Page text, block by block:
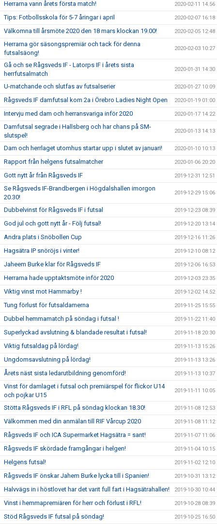
Herrarna vann årets första match! 2020-02-11 14:56
Tips: Fotbollsskola för 5-7 åringar i april 2020-02-07 16:18
Välkomna till årsmöte 2020 den 18 mars klockan 19.00! 2020-02-05 12:48
Herrarna gör säsongspremiär och tack för denna
futsalsäong!
2020-02-03 10:27
Gå och se Rågsveds IF - Latorps IF i årets sista
herrfutsalmatch
2020-01-31 14:30
U-matchande och slutfas av futsalserier 2020-01-27 10:09
Rågsveds IF damfutsal kom 2a i Örebro Ladies Night Open 2020-01-19 01:00
Intervju med dam och herransvariga inför 2020 2020-01-17 14:22
Damfutsal segrade i Hallsberg och har chans på SM-
slutspel!
2020-01-13 14:13
Dam och herrlaget utomhus startar upp i slutet av januari! 2020-01-10 10:13
Rapport från helgens futsalmatcher 2020-01-06 20:20
Gott nytt år från Rågsveds IF 2019-12-31 12:51
Se Rågsveds IF-Brandbergen i Högdalshallen imorgon
20.30!
2019-12-29 15:06
Dubbelvinst för Rågsveds IF i futsal 2019-12-23 08:39
God jul och gott nytt år - Följ futsal! 2019-12-20 13:14
Andra plats i Snöbollen Cup 2019-12-16 11:26
Hagsätra IP snöröjs i vinter! 2019-12-10 08:12
Jaheem Burke klar för Rågsveds IF 2019-12-06 16:53
Herrarna hade upptaktsmöte inför 2020 2019-12-03 23:35
Viktig vinst mot Hammarby ! 2019-12-02 14:52
Tung förlust för futsaldamerna 2019-11-25 15:55
Dubbel hemmamatch på söndag i futsal ! 2019-11-22 11:40
Superlyckad avslutning & blandade resultat i futsal! 2019-11-18 20:30
Viktig futsaldag på lördag! 2019-11-13 15:26
Ungdomsavslutning på lördag! 2019-11-13 13:26
Årets näst sista ledarutbildning genomförd! 2019-11-13 10:37
Vinst för damlaget i futsal och premiärspel för flickor U14
och pojkar U15
2019-11-11 10:05
Stötta Rågsveds IF i RFL på söndag klockan 18.30! 2019-11-08 12:53
Välkommen med din anmälan till RIF Vårcup 2020 2019-11-08 11:12
Rågsveds IF och ICA Supermarket Hagsätra = sant! 2019-11-07 11:06
Rågsveds IF skördade framgångar i helgen! 2019-11-04 10:15
Helgens futsal! 2019-11-02 12:10
Rågsveds IF önskar Jahem Burke lycka till i Spanien! 2019-10-31 13:12
Halvvägs in i höstlovet har det varit full fart i Hagsätrahallen! 2019-10-30 10:44
Vinst i hemmapremiären för herr och förlust i RFL! 2019-10-28 08:39
Stöd Rågsveds IF futsal på söndag! 2019-10-25 16:50